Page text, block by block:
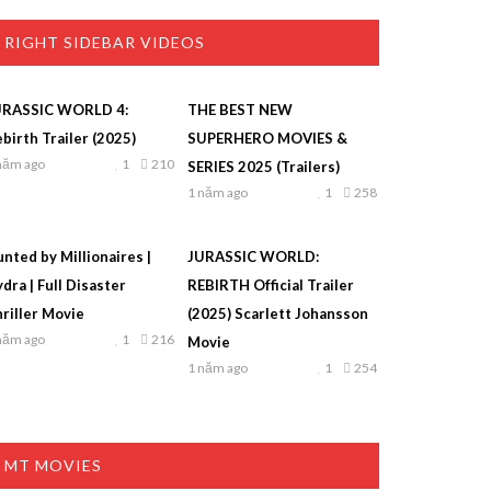
RIGHT SIDEBAR VIDEOS
WORLD 4:
Trailer (2025)
ago 210
1
THE BEST NEW
SUPERHERO MOVIES &
SERIES 2025 (Trailers)
1 năm ago 258
1
by Millionaires |
| Full Disaster
Movie
ago 216
1
JURASSIC WORLD:
REBIRTH Official Trailer
(2025) Scarlett Johansson
Movie
1 năm ago 254
1
MT MOVIES